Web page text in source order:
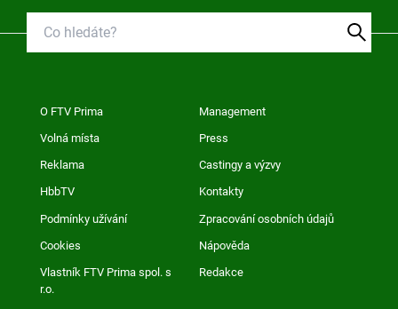
O FTV Prima Management
Volná místa Press
Reklama Castingy a výzvy
HbbTV Kontakty
Podmínky užívání Zpracování osobních údajů
Cookies Nápověda
Vlastník FTV Prima spol. s
r.o.
Redakce